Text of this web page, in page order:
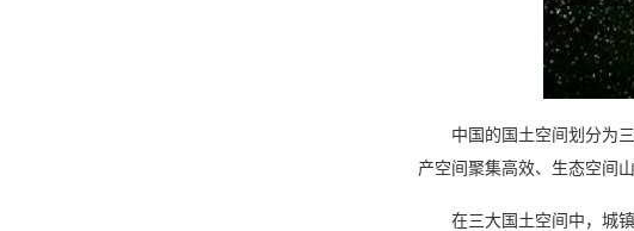
中国的国土空间划分为三
产空间聚集高效、生态空间
在三大国土空间中，城镇